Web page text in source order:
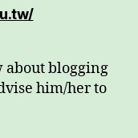
dio:
about blogging
him/her to